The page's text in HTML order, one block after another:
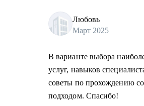
Любовь
Март 2025
В варианте выбора
услуг, навыков
советы по прохождению
подходом. Спасибо!